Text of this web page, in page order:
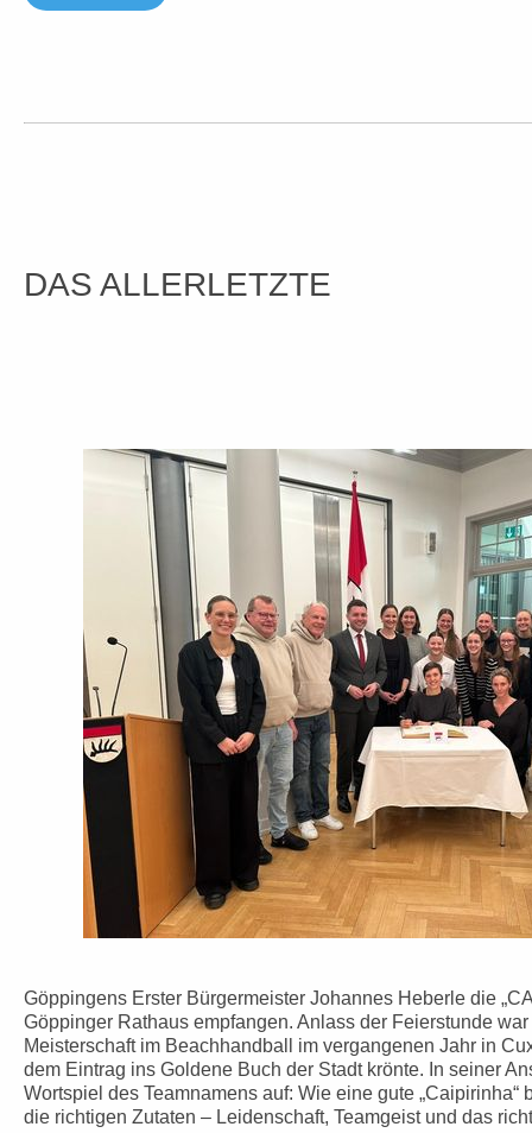
DAS ALLERLETZTE
Göppingens Erster Bürgermeister Johannes Heberle die
Göppinger Rathaus empfangen. Anlass der Feierstunde
Meisterschaft im Beachhandball im vergangenen Jahr in
dem Eintrag ins Goldene Buch der Stadt krönte. In seiner
Wortspiel des Teamnamens auf: Wie eine gute „Caipirinha“
die richtigen Zutaten – Leidenschaft, Teamgeist und das